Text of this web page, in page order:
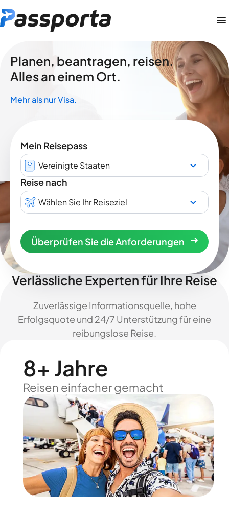
Planen, beantragen, reisen.
Alles an einem Ort.
Mehr als nur Visa.
Mein Reisepass
Vereinigte Staaten
Reise nach
Wählen Sie Ihr Reiseziel
Überprüfen Sie die Anforderungen
Verlässliche Experten für Ihre Reise
Zuverlässige Informationsquelle, hohe
Erfolgsquote und 24/7 Unterstützung für eine
reibungslose Reise.
8+ Jahre
Reisen einfacher gemacht